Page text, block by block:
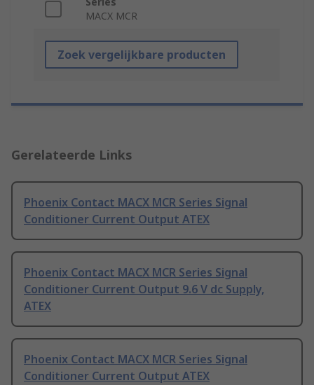
MACX MCR
Zoek vergelijkbare producten
Gerelateerde Links
Phoenix Contact MACX MCR Series Signal
Conditioner Current Output ATEX
Phoenix Contact MACX MCR Series Signal
Conditioner Current Output 9.6 V dc Supply,
ATEX
Phoenix Contact MACX MCR Series Signal
Conditioner Current Output ATEX